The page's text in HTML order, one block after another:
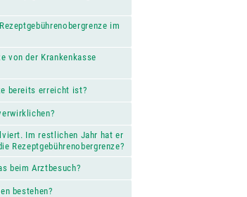
im
von der Krankenkasse
bereits erreicht ist?
Im restlichen Jahr hat er
Rezeptgebührenobergrenze?
beim Arztbesuch?
bestehen?